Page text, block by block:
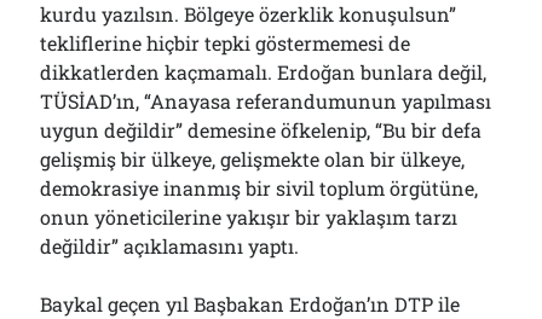
kurdu yazılsın. Bölgeye özerklik konuşulsun”
tekliflerine hiçbir tepki göstermemesi de
dikkatlerden kaçmamalı. Erdoğan bunlara değil,
TÜSİAD’ın, “Anayasa referandumunun yapılması
uygun değildir” demesine öfkelenip, “Bu bir defa
gelişmiş bir ülkeye, gelişmekte olan bir ülkeye,
demokrasiye inanmış bir sivil toplum örgütüne,
onun yöneticilerine yakışır bir yaklaşım tarzı
değildir” açıklamasını yaptı.
Baykal geçen yıl Başbakan Erdoğan’ın DTP ile